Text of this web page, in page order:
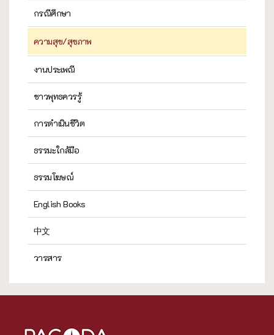
กรณีศึกษา
ความสุข/สุขภาพ
งานประเพณี
ชาวพุทธควรรู้
การดำเนินชีวิต
ธรรมะใกล้มือ
ธรรมโฆษณ์
English Books
中文
วารสาร